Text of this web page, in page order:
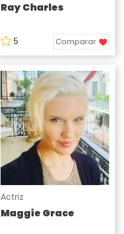
Ray Charles
5 Comparar
Actriz
Maggie Grace